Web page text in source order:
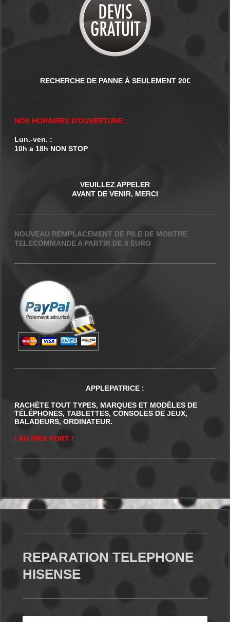
RECHERCHE DE PANNE À SEULEMENT 20€
NOS HORAIRES D'OUVERTURE :
Lun.-ven. :
10h a 18h NON STOP
VEUILLEZ APPELER
AVANT DE VENIR, MERCI
NOUVEAU REMPLACEMENT DE PILE DE MONTRE
TELECOMMANDE A PARTIR DE 8 EURO
APPLEPATRICE :
RACHÈTE TOUT TYPES, MARQUES ET MODÈLES DE
TÉLÉPHONES, TABLETTES, CONSOLES DE JEUX,
BALADEURS, ORDINATEUR.
! AU PRIX FORT !
REPARATION TELEPHONE
HISENSE